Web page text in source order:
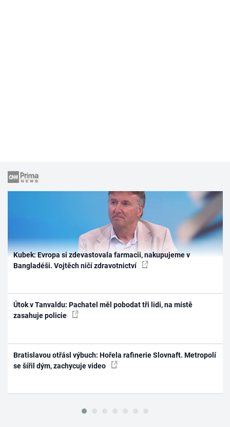
Kubek: Evropa si zdevastovala farmacii, nakupujeme v
Bangladéši. Vojtěch ničí zdravotnictví
Útok v Tanvaldu: Pachatel měl pobodat tři lidi, na místě
zasahuje policie
Bratislavou otřásl výbuch: Hořela rafinerie Slovnaft. Metropolí
se šířil dým, zachycuje video